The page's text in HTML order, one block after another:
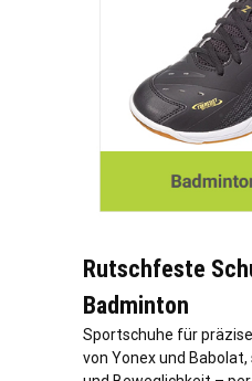
Rutschfeste
Badminton
Sportschuhe für
von Yonex und